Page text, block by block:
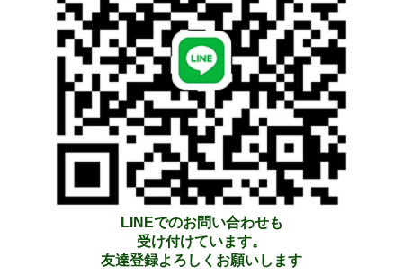
LINEでのお問い合わせも
受け付けています。
友達登録よろしくお願いします